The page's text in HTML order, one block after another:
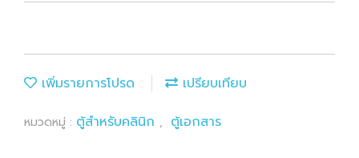
เพิ่มรายการโปรด เปรียบเทียบ
หมวดหมู่ : ตู้สำหรับคลินิก , ตู้เอกสาร